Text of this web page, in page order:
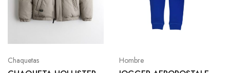
Chaquetas Hombre